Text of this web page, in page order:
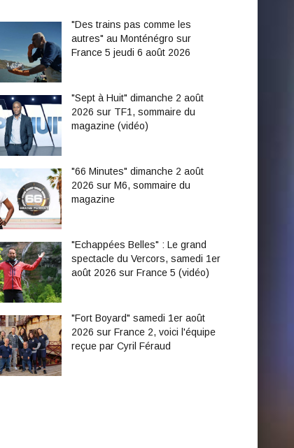
"Des trains pas comme les
autres" au Monténégro sur
France 5 jeudi 6 août 2026
"Sept à Huit" dimanche 2 août
2026 sur TF1, sommaire du
magazine (vidéo)
"66 Minutes" dimanche 2 août
2026 sur M6, sommaire du
magazine
"Echappées Belles" : Le grand
spectacle du Vercors, samedi 1er
août 2026 sur France 5 (vidéo)
"Fort Boyard" samedi 1er août
2026 sur France 2, voici l'équipe
reçue par Cyril Féraud